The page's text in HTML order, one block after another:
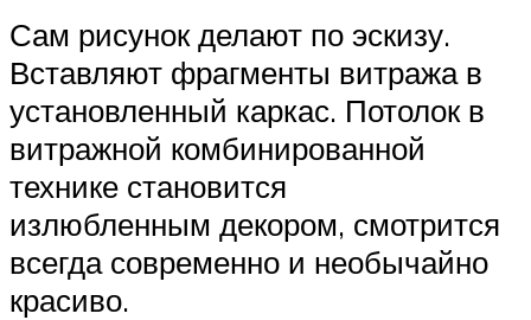
Сам рисунок делают по эскизу.
Вставляют фрагменты витража в
установленный каркас. Потолок в
витражной комбинированной
технике становится
излюбленным декором, смотрится
всегда современно и необычайно
красиво.